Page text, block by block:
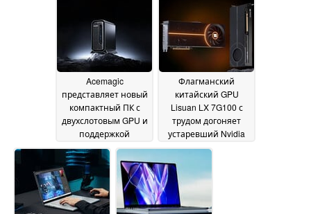
и RTX 508002 June 2026
May 2026
Acemagic
представляет новый
компактный ПК с
двухслотовым GPU и
поддержкой
настольных
процессоров24 May
Флагманский
китайский GPU
Lisuan LX 7G100 с
трудом догоняет
устаревший Nvidia
RTX 3060 в новом